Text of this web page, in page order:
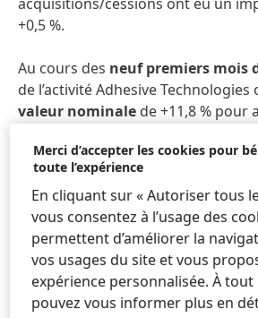
+0,5 %.
Au cours des neuf premiers mois
de l’activité Adhesive
valeur nominalede +11,8 % pour
organiquedes ventes de +15,5 %,
l’augmentation des volumes et à
prix de plus en plus positive au
Nous avons enregistré une très
nos solutions dans toutes les
secteurs d'activité au cours des
de l'année.
Merci d’accepter les cookies pour
toute l’expérience
En cliquant sur « Autoriser tous
vous consentez à l’usage des
permettent d’améliorer la
vos usages du site et vous
expérience personnalisée. À
pouvez vous informer plus en